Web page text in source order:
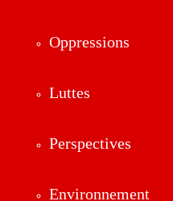
Oppressions
Luttes
Perspectives
Environnement